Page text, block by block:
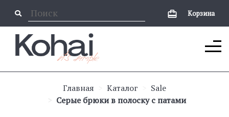
Корзина
Главная Каталог
Sale
Серые брюки в полоску с патами